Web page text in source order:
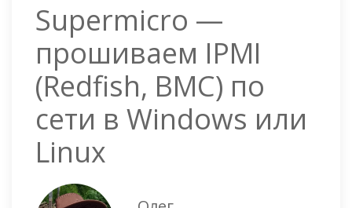
Supermicro —
прошиваем IPMI
(Redfish, BMC) по
сети в Windows или
Linux